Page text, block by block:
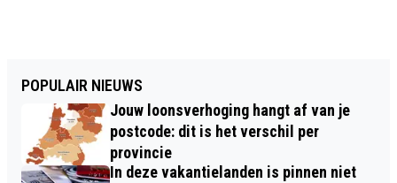
POPULAIR NIEUWS
Jouw loonsverhoging hangt af van je
postcode: dit is het verschil per
provincie
In deze vakantielanden is pinnen niet